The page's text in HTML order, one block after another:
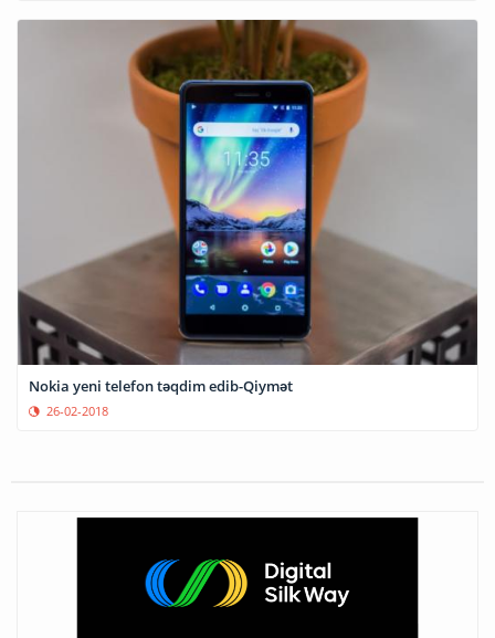
Nokia yeni telefon təqdim edib-Qiymət
26-02-2018